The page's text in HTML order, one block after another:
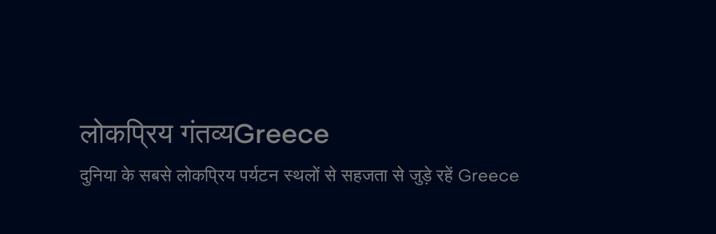
लोकप्रिय गंतव्यGreece
दुनिया के सबसे लोकप्रिय पर्यटन स्थलों से सहजता से जुड़े रहें Greece